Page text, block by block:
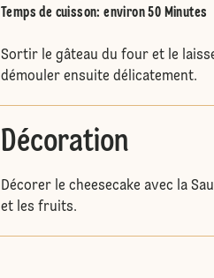
Temps de cuisson: environ 50 Minutes
Sortir le gâteau du four et le
démouler ensuite délicatement.
Décoration
Décorer le cheesecake avec la
et les fruits.